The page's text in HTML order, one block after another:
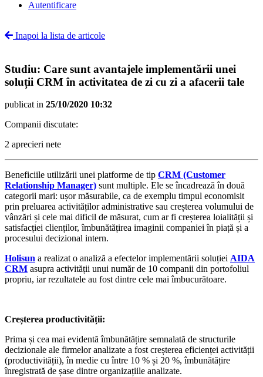
Autentificare
Inapoi la lista de articole
Studiu: Care sunt avantajele implementării unei
soluții CRM în activitatea de zi cu zi a afacerii tale
publicat in 25/10/2020 10:32
Companii discutate:
2 aprecieri nete
Beneficiile utilizării unei platforme de tip CRM (Customer
Relationship Manager) sunt multiple. Ele se încadrează în două
categorii mari: ușor măsurabile, ca de exemplu timpul economisit
prin preluarea activităților administrative sau creșterea volumului de
vânzări și cele mai dificil de măsurat, cum ar fi creșterea loialității și
satisfacției clienților, îmbunătățirea imaginii companiei în piață și a
procesului decizional intern.
Holisun a realizat o analiză a efectelor implementării soluției AIDA
CRM asupra activității unui număr de 10 companii din portofoliul
propriu, iar rezultatele au fost dintre cele mai îmbucurătoare.
Creșterea productivității:
Prima și cea mai evidentă îmbunătățire semnalată de structurile
decizionale ale firmelor analizate a fost creșterea eficienței activității
(productivității), în medie cu între 10 % și 20 %, îmbunătățire
înregistrată de șase dintre organizațiile analizate.